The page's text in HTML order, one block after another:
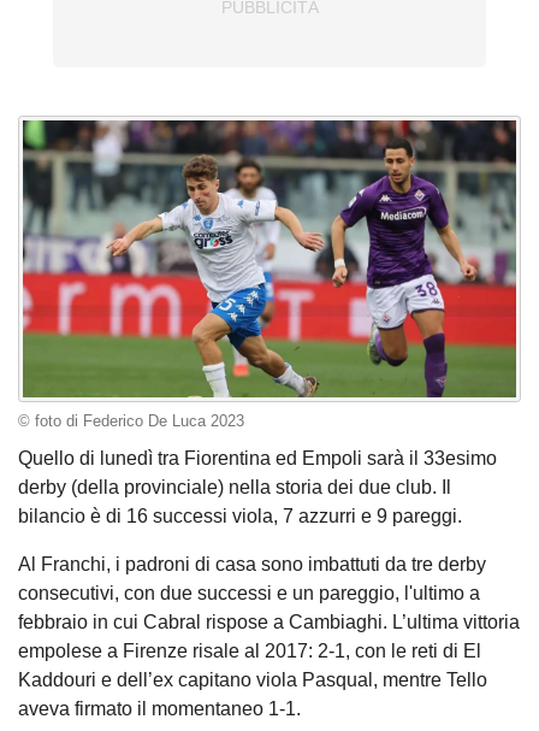
© foto di Federico De Luca 2023
Quello di lunedì tra Fiorentina ed Empoli sarà il 33esimo
derby (della provinciale) nella storia dei due club. Il
bilancio è di 16 successi viola, 7 azzurri e 9 pareggi.
Al Franchi, i padroni di casa sono imbattuti da tre derby
consecutivi, con due successi e un pareggio, l'ultimo a
febbraio in cui Cabral rispose a Cambiaghi. L’ultima vittoria
empolese a Firenze risale al 2017: 2-1, con le reti di El
Kaddouri e dell’ex capitano viola Pasqual, mentre Tello
aveva firmato il momentaneo 1-1.